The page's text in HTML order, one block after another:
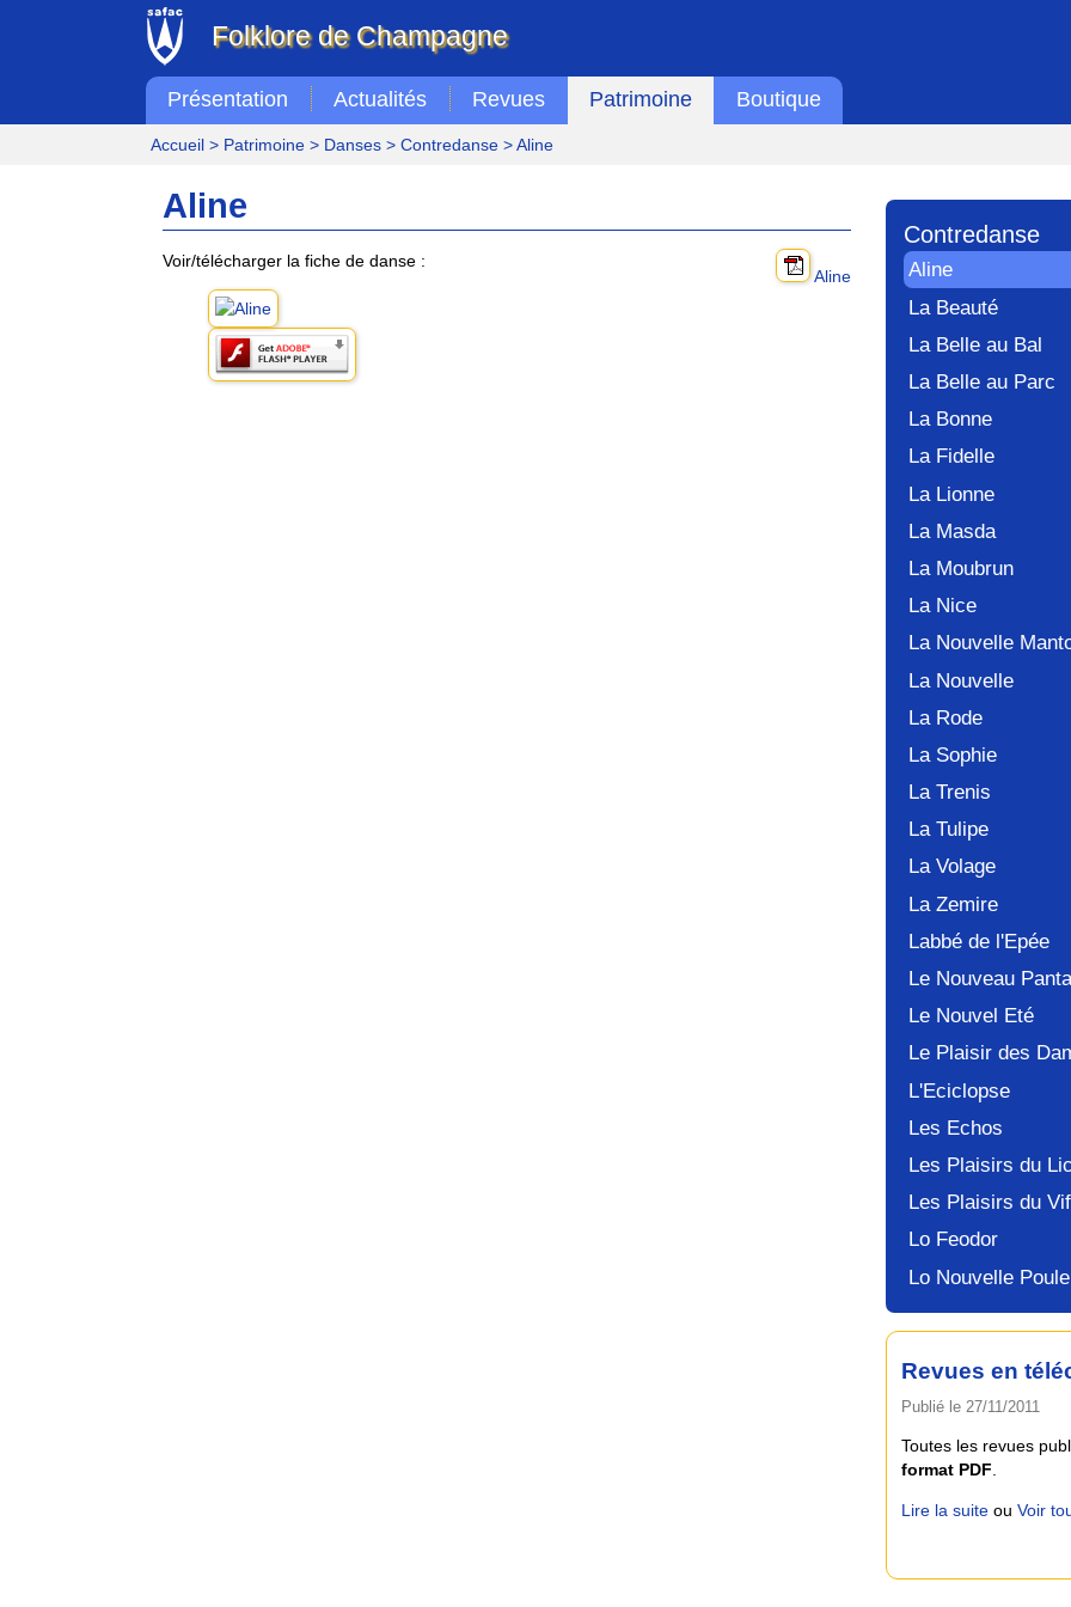
Folklore de Champagne
Présentation Actualités Revues Patrimoine Boutique
Accueil> Patrimoine> Danses> Contredanse> Aline
Aline
Aline
Voir/télécharger la fiche de danse :
Contredanse
Aline
La Beauté
La Belle au Bal
La Belle au Parc
La Bonne
La Fidelle
La Lionne
La Masda
La Moubrun
La Nice
La Nouvelle
La Nouvelle
La Rode
La Sophie
La Trenis
La Tulipe
La Volage
La Zemire
Labbé de l'Epée
Le Nouveau
Le Nouvel Eté
Le Plaisir des
L'Eciclopse
Les Echos
Les Plaisirs du
Les Plaisirs du Vif
Lo Feodor
Lo Nouvelle Poule
Revues en
Publié le 27/11/2011
Toutes les revues
format PDF
Lire la suiteou Voir